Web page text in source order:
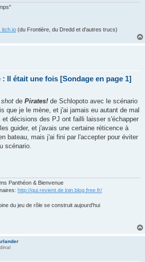
itch.io (du Frontière, du Dredd et d'autres trucs)
Il était une fois [Sondage en page 1]
de Pirates! de Schlopoto avec le scénario
que je le mène, et j'ai jamais eu autant de mal
décisions des PJ ont failli laisser s'échapper
guider, et j'avais une certaine réticence à
bateau, mais j'ai fini par l'accepter pour éviter
scénario.
Panthéon & Bienvenue
http://qui.revient.de.loin.blog.free.fr/
du jeu de rôle se construit aujourd'hui